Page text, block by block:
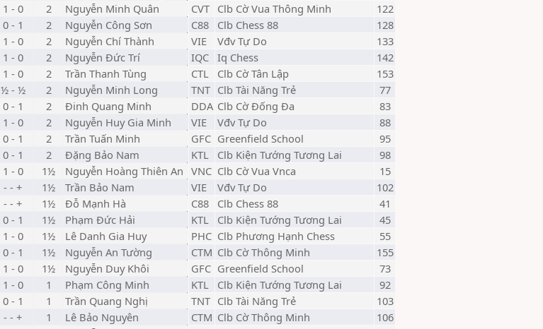
1 - 0 2 Nguyễn Minh Quân CVT Clb Cờ Vua Thông Minh
122
0 - 1 2 Nguyễn Công Sơn C88 Clb Chess 88
128
1 - 0 2 Nguyễn Chí Thành VIE Vđv Tự Do
133
1 - 0 2 Nguyễn Đức Trí IQC Iq Chess
142
1 - 0 2 Trần Thanh Tùng CTL Clb Cờ Tân Lập
153
½ - ½ 2 Nguyễn Minh Long TNT Clb Tài Năng Trẻ
77
0 - 1 2 Đinh Quang Minh DDA Clb Cờ Đống Đa
83
1 - 0 2 Nguyễn Huy Gia Minh VIE Vđv Tự Do
88
0 - 1 2 Trần Tuấn Minh GFC Greenfield School
95
0 - 1 2 Đặng Bảo Nam KTL Clb Kiện Tướng Tương Lai
98
1 - 0 1½ Nguyễn Hoàng Thiên An VNC Clb Cờ Vua Vnca
15
- - + 1½ Trần Bảo Nam VIE Vđv Tự Do
102
- - + 1½ Đỗ Mạnh Hà C88 Clb Chess 88
41
0 - 1 1½ Phạm Đức Hải KTL Clb Kiện Tướng Tương Lai
45
1 - 0 1½ Lê Danh Gia Huy PHC Clb Phương Hạnh Chess
55
0 - 1 1½ Nguyễn An Tường CTM Clb Cờ Thông Minh
155
1 - 0 1½ Nguyễn Duy Khôi GFC Greenfield School
73
1 - 0 1 Phạm Công Minh KTL Clb Kiện Tướng Tương Lai
92
0 - 1 1 Trần Quang Nghị TNT Clb Tài Năng Trẻ
103
- - + 1 Lê Bảo Nguyên CTM Clb Cờ Thông Minh
106